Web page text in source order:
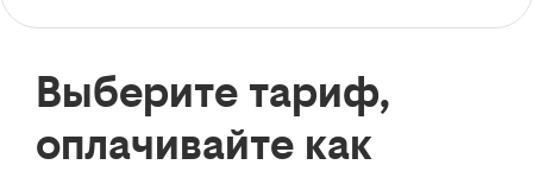
Выберите тариф,
оплачивайте как